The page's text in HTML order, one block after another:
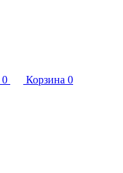
0 Корзина 0